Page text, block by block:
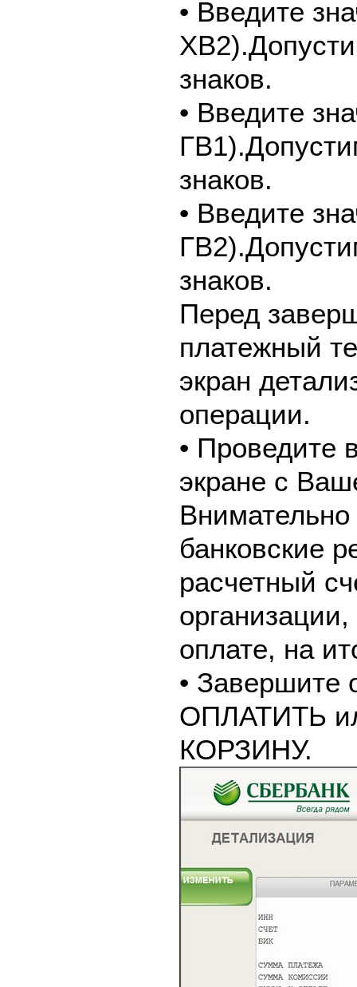
• Введите
знаков.
• Введите
знаков.
• Введите
знаков.
Перед
платежный
экран
операции.
• Проведите
экране с
банковские
расчетный
оплате, на
• Завершите
ОПЛАТИТЬ
КОРЗИНУ.